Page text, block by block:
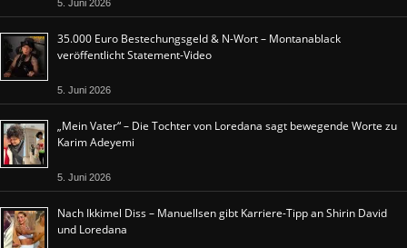
5. Juni 2026
35.000 Euro Bestechungsgeld & N-Wort – Montanablack
veröffentlicht Statement-Video
5. Juni 2026
„Mein Vater“ – Die Tochter von Loredana sagt bewegende Worte zu
Karim Adeyemi
5. Juni 2026
Nach Ikkimel Diss – Manuellsen gibt Karriere-Tipp an Shirin David
und Loredana